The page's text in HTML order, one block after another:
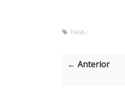
TAGS :
← Anterior